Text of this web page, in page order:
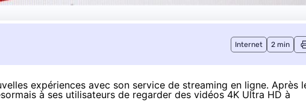
Internet 2 min
expériences avec son service de streaming en ligne. Après
à ses utilisateurs de regarder des vidéos 4K Ultra HD à